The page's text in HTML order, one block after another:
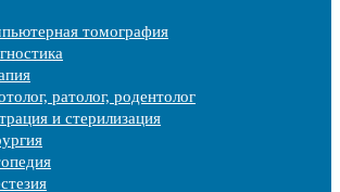
томография
ратолог, родентолог
и стерилизация